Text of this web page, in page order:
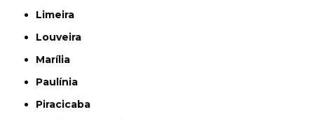
Limeira
Louveira
Marília
Paulínia
Piracicaba